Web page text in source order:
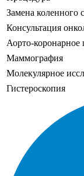
Замена коленного
Консультация
Аорто-
Маммография
Молекулярное
Гистероскопия